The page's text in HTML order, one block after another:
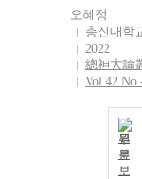
오혜정
총신대학
2022
總神大論
Vol.42
원
문
보